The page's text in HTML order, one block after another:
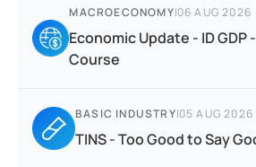
MACROECONOMY|06 AUG 2026
Economic Update - ID GDP
Course
BASIC INDUSTRY|05 AUG 2026
TINS - Too Good to Say